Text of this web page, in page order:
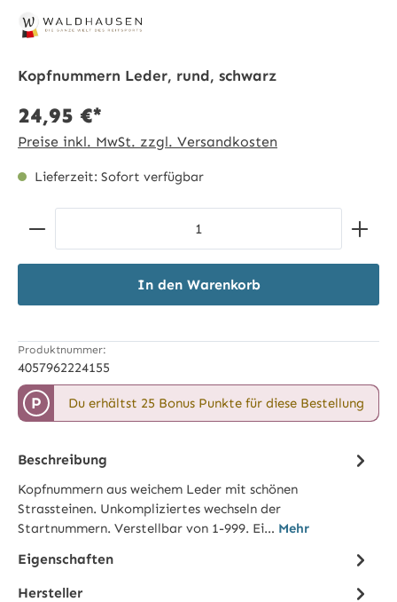
Kopfnummern Leder, rund, schwarz
24,95 €*
Preise inkl. MwSt. zzgl. Versandkosten
Lieferzeit: Sofort verfügbar
Produkt Anzahl: Gib den gewünschten Wert ein
In den Warenkorb
Produktnummer:
4057962224155
P Du erhältst 25 Bonus Punkte für diese Bestellung
Beschreibung
Kopfnummern aus weichem Leder mit schönen
Strassteinen. Unkompliziertes wechseln der
Startnummern. Verstellbar von 1-999. Ei… Mehr
Eigenschaften
Hersteller